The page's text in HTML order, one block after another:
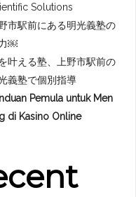
Solutions
野市駅前にある明光義塾の
￼
叶える塾、上野市駅前の
義塾で個別指導
Pemula untuk Men
di Kasino Online